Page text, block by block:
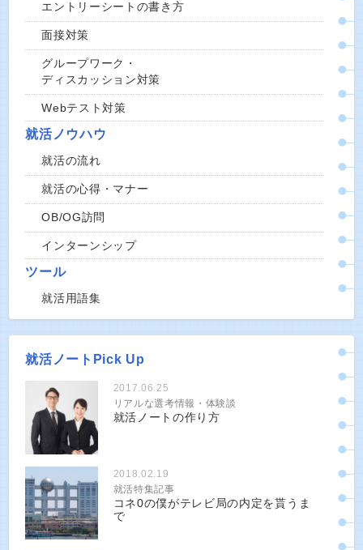
エントリーシートの書き方
面接対策
グループワーク・
ディスカッション対策
Webテスト対策
就活ノウハウ
就活の流れ
就活の心得・マナー
OB/OG訪問
インターンシップ
ツール
就活用語集
就活ノートPick Up
2017.06.25
リアルな選考情報・体験談
就活ノートの作り方
2018.02.19
就活特集記事
コネ0の僕がテレビ局の内定を貰うま
で